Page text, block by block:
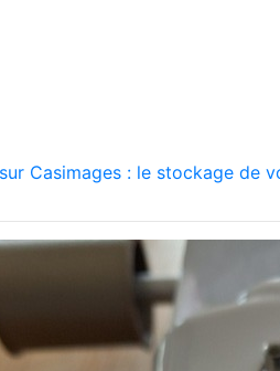
Casimages : le stockage de